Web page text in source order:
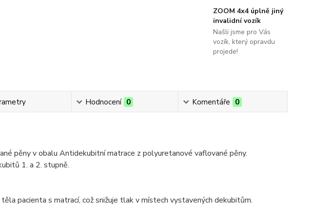
ZOOM 4x4 úplně jiný
invalidní vozík
Našli jsme pro Vás
vozík, který opravdu
projede!
Hodnocení 0 Komentáře 0
pěny v obalu Antidekubitní matrace z polyuretanové vaflované pěny.
1. a 2. stupně.
pacienta s matrací, což snižuje tlak v místech vystavených dekubitům.